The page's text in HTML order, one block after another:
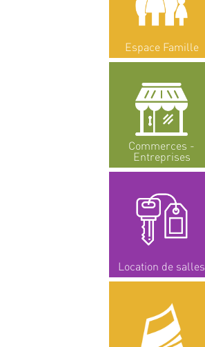
Espace Famille
Commerces -
Entreprises
Location de salles